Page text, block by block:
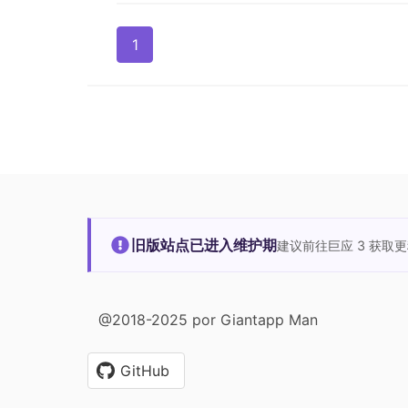
1
旧版站点已进入维护期建议前往巨应 3 获取
@2018-2025 por Giantapp Man
GitHub